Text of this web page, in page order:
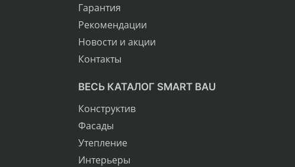
Гарантия
Рекомендации
Новости и акции
Контакты
ВЕСЬ КАТАЛОГ SMART BAU
Конструктив
Фасады
Утепление
Интерьеры